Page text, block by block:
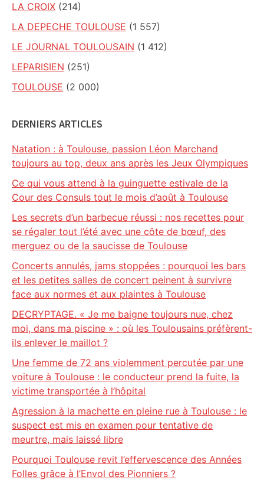
LA CROIX (214)
LA DEPECHE TOULOUSE (1 557)
LE JOURNAL TOULOUSAIN (1 412)
LEPARISIEN (251)
TOULOUSE (2 000)
DERNIERS ARTICLES
Natation : à Toulouse, passion Léon Marchand
toujours au top, deux ans après les Jeux Olympiques
Ce qui vous attend à la guinguette estivale de la
Cour des Consuls tout le mois d’août à Toulouse
Les secrets d’un barbecue réussi : nos recettes pour
se régaler tout l’été avec une côte de bœuf, des
merguez ou de la saucisse de Toulouse
Concerts annulés, jams stoppées : pourquoi les bars
et les petites salles de concert peinent à survivre
face aux normes et aux plaintes à Toulouse
DECRYPTAGE. « Je me baigne toujours nue, chez
moi, dans ma piscine » : où les Toulousains préfèrent-
ils enlever le maillot ?
Une femme de 72 ans violemment percutée par une
voiture à Toulouse : le conducteur prend la fuite, la
victime transportée à l’hôpital
Agression à la machette en pleine rue à Toulouse : le
suspect est mis en examen pour tentative de
meurtre, mais laissé libre
Pourquoi Toulouse revit l’effervescence des Années
Folles grâce à l’Envol des Pionniers ?